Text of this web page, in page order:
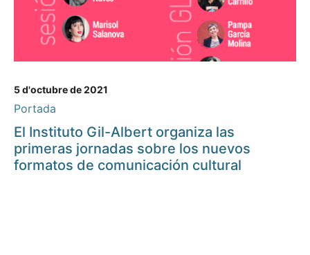
5 d'octubre de 2021
Portada
El Instituto Gil-Albert organiza las
primeras jornadas sobre los nuevos
formatos de comunicación cultural